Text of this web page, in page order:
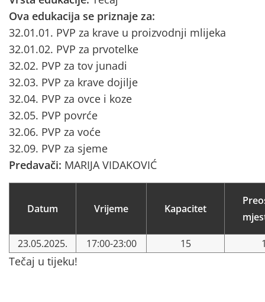
Ova edukacija se priznaje za:
32.01.01. PVP za krave u proizvodnji mlijeka
32.01.02. PVP za prvotelke
32.02. PVP za tov junadi
32.03. PVP za krave dojilje
32.04. PVP za ovce i koze
32.05. PVP povrće
32.06. PVP za voće
32.09. PVP za sjeme
Predavači: MARIJA VIDAKOVIĆ
Datum Vrijeme Kapacitet
23.05.2025. 17:00-23:00 15
Tečaj u tijeku!